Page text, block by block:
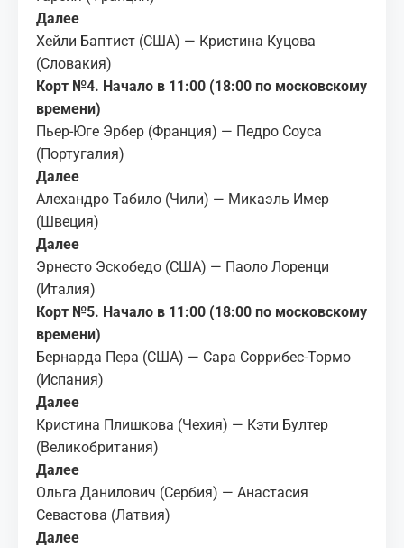
Далее
Хейли Баптист (США) — Кристина Куцова
(Словакия)
Корт №4. Начало в 11:00 (18:00 по московскому
времени)
Пьер-Юге Эрбер (Франция) — Педро Соуса
(Португалия)
Далее
Алехандро Табило (Чили) — Микаэль Имер
(Швеция)
Далее
Эрнесто Эскобедо (США) — Паоло Лоренци
(Италия)
Корт №5. Начало в 11:00 (18:00 по московскому
времени)
Бернарда Пера (США) — Сара Соррибес-Тормо
(Испания)
Далее
Кристина Плишкова (Чехия) — Кэти Бултер
(Великобритания)
Далее
Ольга Данилович (Сербия) — Анастасия
Севастова (Латвия)
Далее